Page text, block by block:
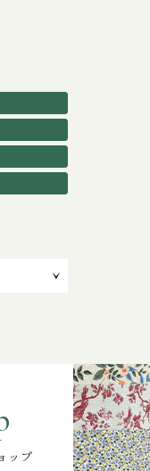
ップ